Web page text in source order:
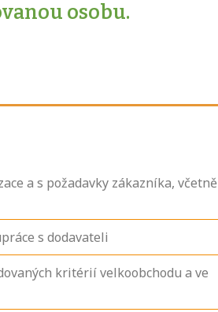
osobu.
a s požadavky zákazníka, včetně
s dodavateli
kritérií velkoobchodu a ve